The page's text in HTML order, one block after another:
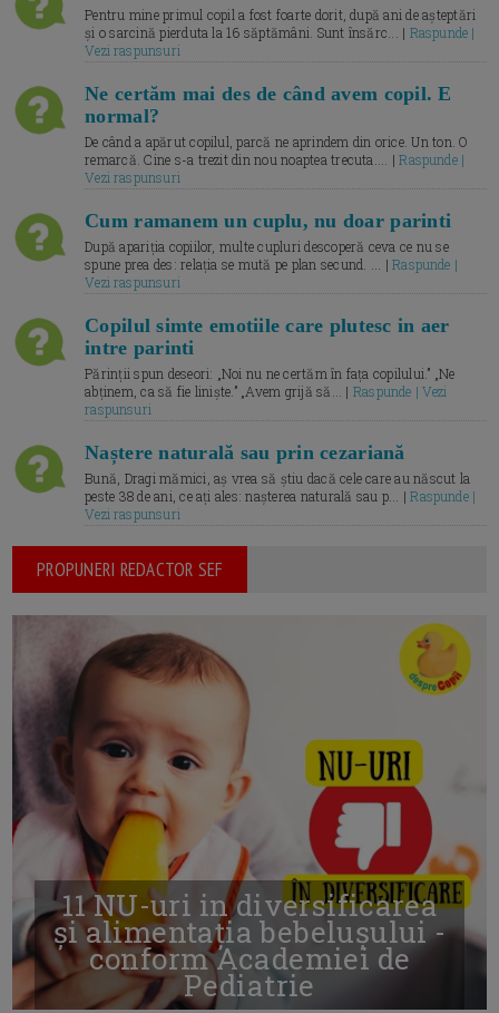
Pentru mine primul copil a fost foarte dorit, după ani de așteptări
și o sarcină pierduta la 16 săptămâni. Sunt însărc... | Raspunde |
Vezi raspunsuri
Ne certăm mai des de când avem copil. E
normal?
De când a apărut copilul, parcă ne aprindem din orice. Un ton. O
remarcă. Cine s-a trezit din nou noaptea trecuta.... |Raspunde |
Vezi raspunsuri
Cum ramanem un cuplu, nu doar parinti
După apariția copiilor, multe cupluri descoperă ceva ce nu se
spune prea des: relația se mută pe plan secund. ... |Raspunde |
Vezi raspunsuri
Copilul simte emotiile care plutesc in aer
intre parinti
Părinții spun deseori: „Noi nu ne certăm în fața copilului.” „Ne
abținem, ca să fie liniște.” „Avem grijă să... | Raspunde | Vezi
raspunsuri
Naștere naturală sau prin cezariană
Bună, Dragi mămici, aș vrea să știu dacă cele care au născut la
peste 38 de ani, ce ați ales: nașterea naturală sau p... |Raspunde |
Vezi raspunsuri
PROPUNERI REDACTOR SEF
11 NU-uri in diversificarea
și alimentația bebelușului -
conform Academiei de
Pediatrie